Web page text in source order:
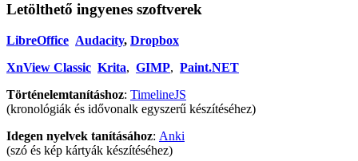
Letölthető ingyenes szoftverek
LibreOffice Audacity, Dropbox
XnView Classic Krita, GIMP, Paint.NET
Történelemtanításhoz: TimelineJS
(kronológiák és idővonalk egyszerű készítéséhez)
Idegen nyelvek tanításához: Anki
(szó és kép kártyák készítéséhez)